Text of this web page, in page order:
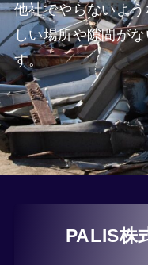
他社でやらないよ
しい場所や隙間が
す。
PALIS株